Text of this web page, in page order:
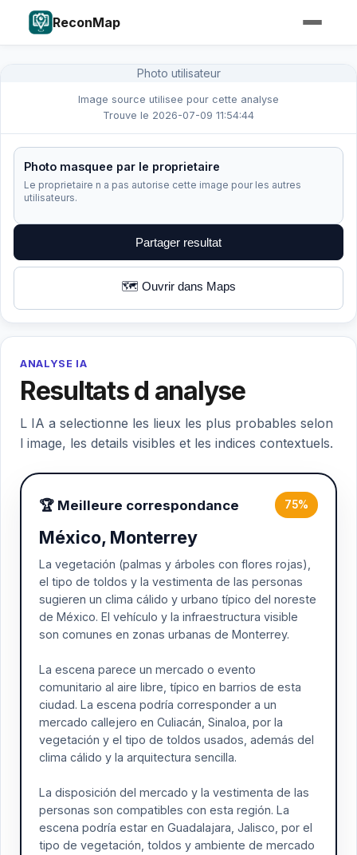
ReconMap
Photo utilisateur
Image source utilisee pour cette analyse
Trouve le 2026-07-09 11:54:44
Photo masquee par le proprietaire
Le proprietaire n a pas autorise cette image pour les autres
utilisateurs.
Partager resultat
🗺️ Ouvrir dans Maps
ANALYSE IA
Resultats d analyse
L IA a selectionne les lieux les plus probables selon
l image, les details visibles et les indices contextuels.
🏆 Meilleure correspondance 75%
México, Monterrey
La vegetación (palmas y árboles con flores rojas),
el tipo de toldos y la vestimenta de las personas
sugieren un clima cálido y urbano típico del noreste
de México. El vehículo y la infraestructura visible
son comunes en zonas urbanas de Monterrey.
La escena parece un mercado o evento
comunitario al aire libre, típico en barrios de esta
ciudad. La escena podría corresponder a un
mercado callejero en Culiacán, Sinaloa, por la
vegetación y el tipo de toldos usados, además del
clima cálido y la arquitectura sencilla.
La disposición del mercado y la vestimenta de las
personas son compatibles con esta región. La
escena podría estar en Guadalajara, Jalisco, por el
tipo de vegetación, toldos y ambiente de mercado